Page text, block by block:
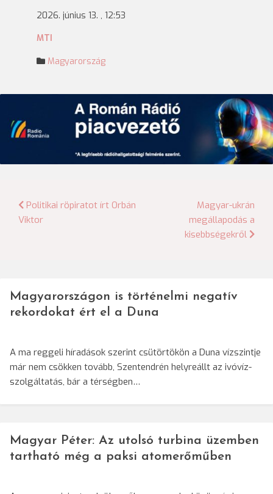
2026. június 13. , 12:53
MTI
Magyarország
Bejegyzés
Politikai röpiratot írt Orbán
Viktor
Magyar-ukrán
megállapodás a
kisebbségekről
Magyarországon is történelmi negatív
rekordokat ért el a Duna
A ma reggeli híradások szerint csütörtökön a Duna vízszintje
már nem csökken tovább, Szentendrén helyreállt az ivóvíz-
szolgáltatás, bár a térségben…
Magyar Péter: Az utolsó turbina üzemben
tartható még a paksi atomerőműben